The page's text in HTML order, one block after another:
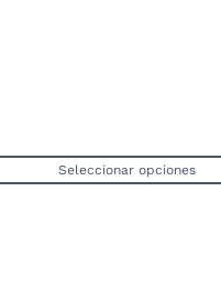
Seleccionar opciones